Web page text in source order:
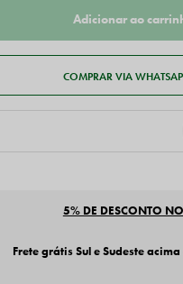
5% DE DESCONTO
Frete grátis Sul e Sudeste